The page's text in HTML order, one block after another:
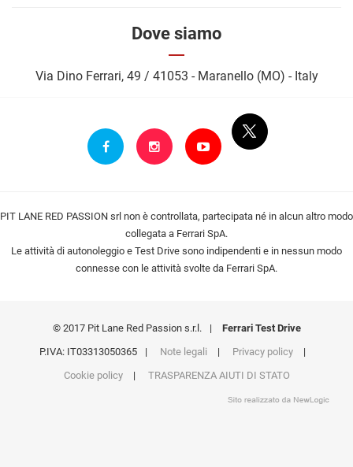
Dove siamo
Via Dino Ferrari, 49 / 41053 - Maranello (MO) - Italy
PIT LANE RED PASSION srl non è controllata, partecipata né in alcun altro modo
collegata a Ferrari SpA.
Le attività di autonoleggio e Test Drive sono indipendenti e in nessun modo
connesse con le attività svolte da Ferrari SpA.
© 2017 Pit Lane Red Passion s.r.l. |
Ferrari Test Drive
P.IVA: IT03313050365
| Note legali | Privacy policy
|
Cookie policy
| TRASPARENZA AIUTI DI STATO